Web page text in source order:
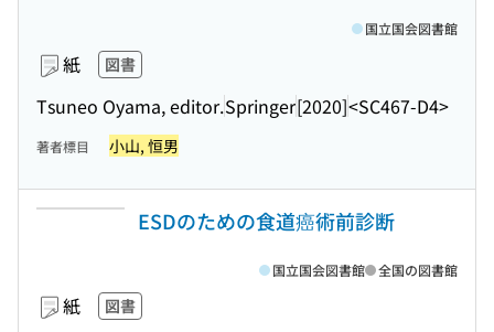
紙 図書
Tsuneo Oyama, editor.Springer[2020]<SC467-D4>
国立国会図書館
著者標目 小山, 恒男
ESDのための食道癌術前診断
紙 図書
国立国会図書館 全国の図書館